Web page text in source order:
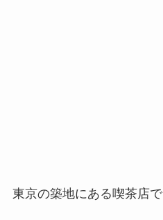
東京の築地にある喫茶店で